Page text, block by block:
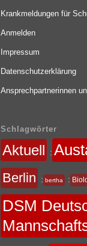
Krankmeldungen für
Anmelden
Impressum
Datenschutzerklärung
Ansprechpartnerinnen
Schlagwörter
Aktuell :
Berlin : bertha :
DSM